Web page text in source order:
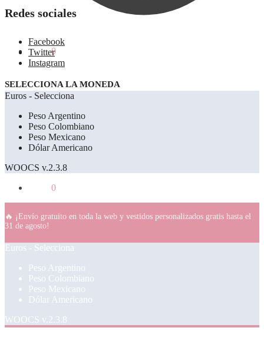
0.00€ 0
Redes sociales
Facebook
Twitter
Instagram
SELECCIONA LA MONEDA
Euros - Selecciona
Peso Argentino
Peso Colombiano
Peso Mexicano
Dólar Americano
WOOCS v.2.3.8
0
🔥 ¡Envío gratuito en toda la web y vestidos personalizados gratis hasta el
31 de agosto!
Euros - Selecciona
Peso Argentino
Peso Colombiano
Peso Mexicano
Dólar Americano
WOOCS v.2.3.8